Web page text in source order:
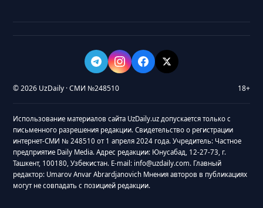
© 2026 UzDaily · СМИ №248510 18+
Использование материалов сайта UzDaily.uz допускается только с
письменного разрешения редакции. Свидетельство о регистрации
интернет-СМИ № 248510 от 1 апреля 2024 года. Учредитель: Частное
предприятие Daily Media. Адрес редакции: Юнусабад, 12-27-73, г.
Ташкент, 100180, Узбекистан. E-mail: info@uzdaily.com. Главный
редактор: Umarov Anvar Abrardjanovich Мнения авторов в публикациях
могут не совпадать с позицией редакции.